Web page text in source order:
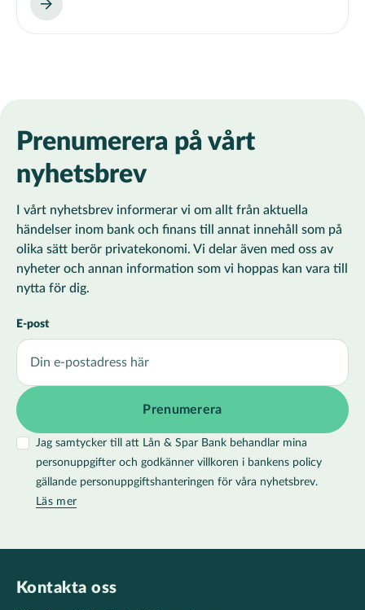
Prenumerera på vårt
nyhetsbrev
I vårt nyhetsbrev informerar vi om allt från aktuella
händelser inom bank och finans till annat innehåll som på
olika sätt berör privatekonomi. Vi delar även med oss av
nyheter och annan information som vi hoppas kan vara till
nytta för dig.
E-post
Jag samtycker till att Lån & Spar Bank behandlar mina
personuppgifter och godkänner villkoren i bankens policy
gällande personuppgiftshanteringen för våra nyhetsbrev.
Läs mer
Kontakta oss